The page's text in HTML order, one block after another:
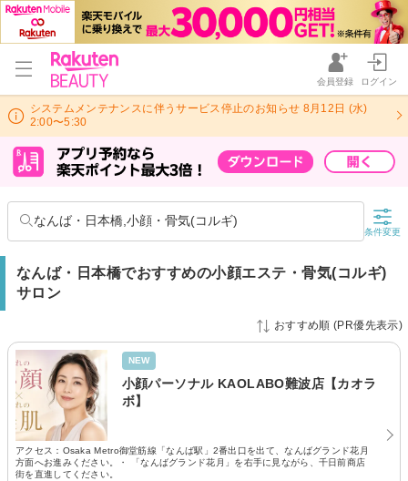
会員登録 ログイン
システムメンテナンスに伴うサービス停止のお知らせ 8月12日 (水)
2:00〜5:30
なんば・日本橋,小顔・骨気(コルギ)
条件変更
なんば・日本橋でおすすめの小顔エステ・骨気(コルギ)
サロン
おすすめ順 (PR優先表示)
NEW
小顔パーソナル KAOLABO難波店【カオラ
ボ】
アクセス：Osaka Metro御堂筋線「なんば駅」2番出口を出て、なんばグランド花月
方面へお進みください。・ 「なんばグランド花月」を右手に見ながら、千日前商店
街を直進してください。